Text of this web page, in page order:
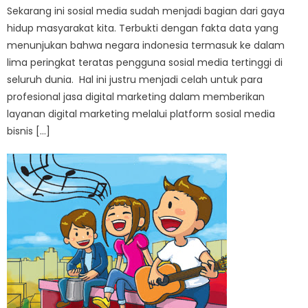
Sekarang ini sosial media sudah menjadi bagian dari gaya
hidup masyarakat kita. Terbukti dengan fakta data yang
menunjukan bahwa negara indonesia termasuk ke dalam
lima peringkat teratas pengguna sosial media tertinggi di
seluruh dunia. Hal ini justru menjadi celah untuk para
profesional jasa digital marketing dalam memberikan
layanan digital marketing melalui platform sosial media
bisnis […]